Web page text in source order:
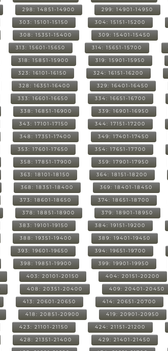
298: 14851-14900 299: 14901-14950
303: 15101-15150 304: 15151-15200
308: 15351-15400 309: 15401-15450
313: 15601-15650 314: 15651-15700
318: 15851-15900 319: 15901-15950
323: 16101-16150 324: 16151-16200
328: 16351-16400 329: 16401-16450
333: 16601-16650 334: 16651-16700
338: 16851-16900 339: 16901-16950
343: 17101-17150 344: 17151-17200
348: 17351-17400 349: 17401-17450
353: 17601-17650 354: 17651-17700
358: 17851-17900 359: 17901-17950
363: 18101-18150 364: 18151-18200
368: 18351-18400 369: 18401-18450
373: 18601-18650 374: 18651-18700
378: 18851-18900 379: 18901-18950
383: 19101-19150 384: 19151-19200
388: 19351-19400 389: 19401-19450
393: 19601-19650 394: 19651-19700
398: 19851-19900 399: 19901-19950
403: 20101-20150 404: 20151-20200
408: 20351-20400 409: 20401-20450
413: 20601-20650 414: 20651-20700
418: 20851-20900 419: 20901-20950
423: 21101-21150 424: 21151-21200
428: 21351-21400 429: 21401-21450